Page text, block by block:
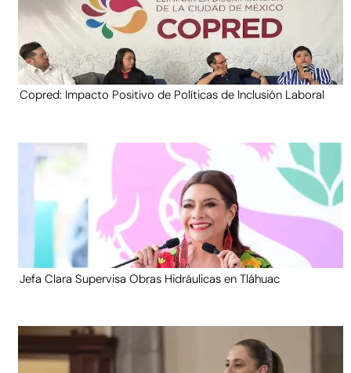
Copred: Impacto Positivo de Políticas de Inclusión Laboral
Jefa Clara Supervisa Obras Hidráulicas en Tláhuac